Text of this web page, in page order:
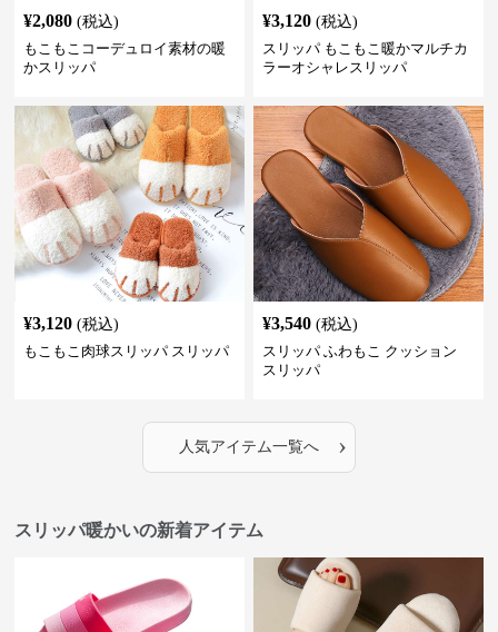
¥2,080 (税込)
もこもこコーデュロイ素材の暖
かスリッパ
¥3,120 (税込)
スリッパ もこもこ暖かマルチカ
ラーオシャレスリッパ
¥3,120 (税込)
もこもこ肉球スリッパ スリッパ
¥3,540 (税込)
スリッパ ふわもこ クッション
スリッパ
人気アイテム一覧へ ›
スリッパ暖かいの新着アイテム